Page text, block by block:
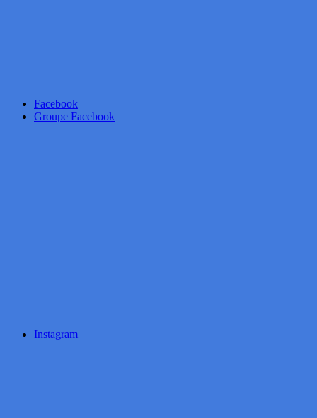
Facebook
Groupe Facebook
Instagram